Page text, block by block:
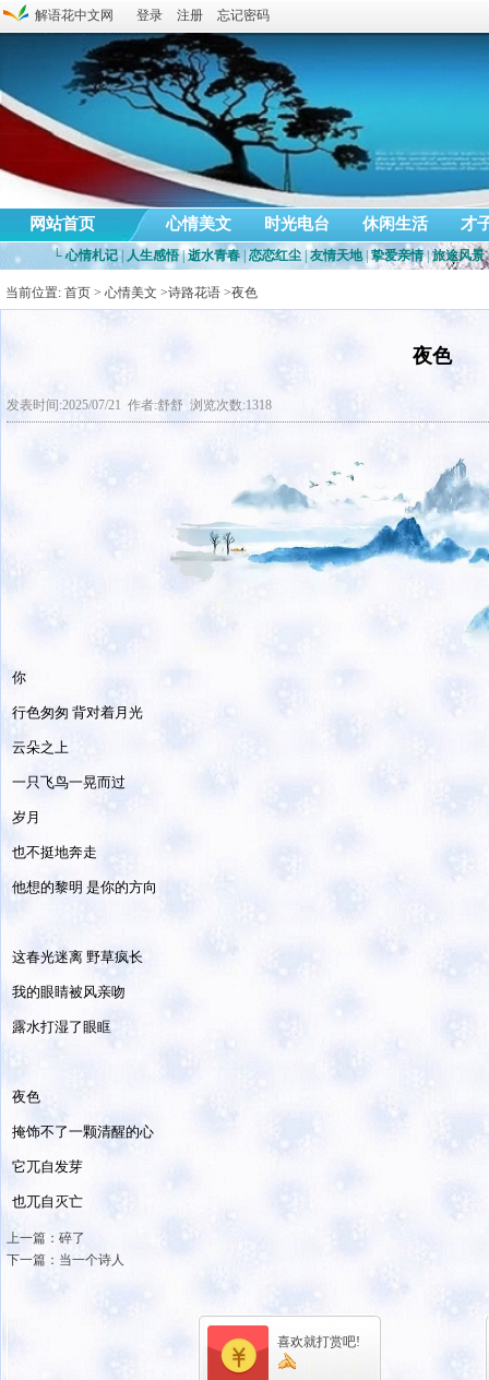
登录 注册 忘记密码
解语花中文网
心情美文 时光电台 休闲生活 才
网站首页
└心情札记 人生感悟 |逝水青春 恋恋红尘 友情天地 挚爱亲情 |旅途风景
当前位置: 首页 > 心情美文 >诗路花语 >夜色
夜色
发表时间:2025/07/21 作者:舒舒 浏览次数:1318
你
行色匆匆 背对着月光
云朵之上
一只飞鸟一晃而过
岁月
也不挺地奔走
他想的黎明 是你的方向
这春光迷离 野草疯长
我的眼睛被风亲吻
露水打湿了眼眶
夜色
掩饰不了一颗清醒的心
它兀自发芽
也兀自灭亡
上一篇： 碎了
下一篇： 当一个诗人
喜欢就打赏吧!